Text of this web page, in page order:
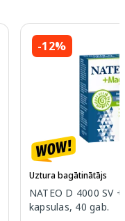
-12%
Uztura bagātinātājs
NATEO D 4000 SV
kapsulas, 40 gab.